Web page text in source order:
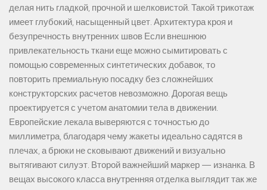
делая нить гладкой, прочной и шелковистой. Такой трикотаж
имеет глубокий, насыщенный цвет. Архитектура кроя и
безупречность внутренних швов Если внешнюю
привлекательность ткани еще можно сымитировать с
помощью современных синтетических добавок, то
повторить премиальную посадку без сложнейших
конструкторских расчетов невозможно. Дорогая вещь
проектируется с учетом анатомии тела в движении.
Европейские лекала выверяются с точностью до
миллиметра, благодаря чему жакеты идеально садятся в
плечах, а брюки не сковывают движений и визуально
вытягивают силуэт. Второй важнейший маркер — изнанка. В
вещах высокого класса внутренняя отделка выглядит так же